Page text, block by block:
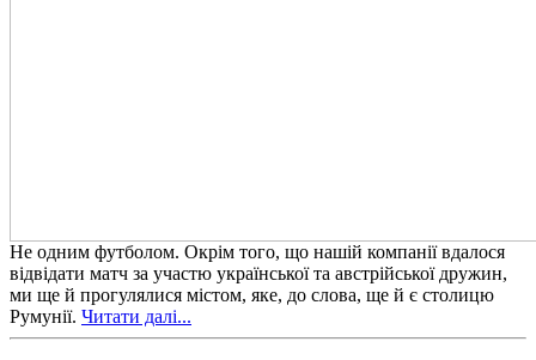
Не одним футболом. Окрім того, що нашій компанії вдалося
відвідати матч за участю української та австрійської дружин,
ми ще й прогулялися містом, яке, до слова, ще й є столицю
Румунії. Читати далі...